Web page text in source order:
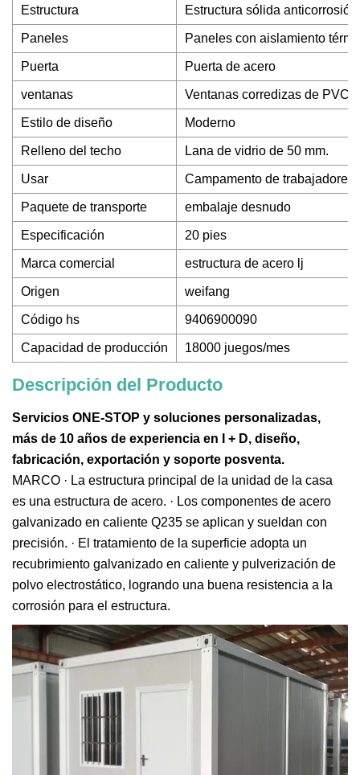
Estructura Estructura sólida anticorrosión
Paneles Paneles con aislamiento
Puerta Puerta de acero
ventanas Ventanas corredizas de PVC
Estilo de diseño Moderno
Relleno del techo Lana de vidrio de 50 mm.
Usar Campamento de
Paquete de transporte embalaje desnudo
Especificación 20 pies
Marca comercial estructura de acero lj
Origen weifang
Código hs 9406900090
Capacidad de producción 18000 juegos/mes
Descripción del Producto
Servicios ONE-STOP y soluciones personalizadas,
más de 10 años de experiencia en I + D, diseño,
fabricación, exportación y soporte posventa.
MARCO · La estructura principal de la unidad de la casa
es una estructura de acero. · Los componentes de acero
galvanizado en caliente Q235 se aplican y sueldan con
precisión. · El tratamiento de la superficie adopta un
recubrimiento galvanizado en caliente y pulverización de
polvo electrostático, logrando una buena resistencia a la
corrosión para el estructura.